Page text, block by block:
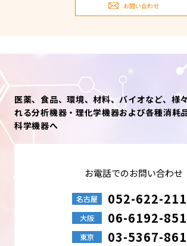
お問い合わせ
医薬、食品、環境、材料、バイオなど、様
れる分析機器・理化学機器および各種消耗
科学機器へ
お電話でのお問い合わせ
名古屋 052-622-
大阪 06-6192-
東京 03-5367-